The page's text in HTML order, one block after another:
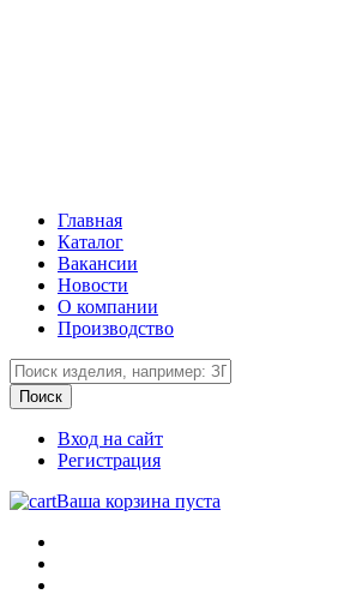
Главная
Каталог
Вакансии
Новости
О компании
Производство
Вход на сайт
Регистрация
Ваша корзина пуста